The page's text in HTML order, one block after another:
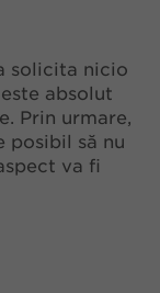
solicita nicio
absolut
Prin urmare,
posibil să nu
va fi